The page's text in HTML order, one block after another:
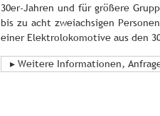
30er-Jahren und für größere
bis zu acht zweiachsigen
einer Elektrolokomotive aus den
▸ Weitere Informationen,